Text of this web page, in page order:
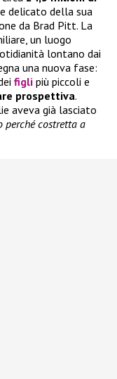
delicato della sua
da Brad Pitt. La
un luogo
lontano dai
una nuova fase:
figli più piccoli e
prospettiva.
aveva già lasciato
perché costretta a